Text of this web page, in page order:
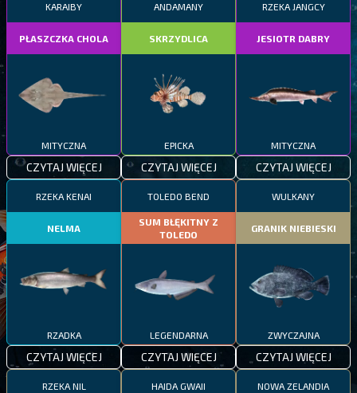
KARAIBY
PŁASZCZKA CHOLA
MITYCZNA
CZYTAJ WIĘCEJ
ANDAMANY
SKRZYDLICA
EPICKA
CZYTAJ WIĘCEJ
RZEKA JANGCY
JESIOTR DABRY
MITYCZNA
CZYTAJ WIĘCEJ
RZEKA KENAI
NELMA
RZADKA
CZYTAJ WIĘCEJ
TOLEDO BEND
SUM BŁĘKITNY Z
TOLEDO
LEGENDARNA
CZYTAJ WIĘCEJ
WULKANY
GRANIK NIEBIESKI
ZWYCZAJNA
CZYTAJ WIĘCEJ
RZEKA NIL HAIDA GWAII NOWA ZELANDIA